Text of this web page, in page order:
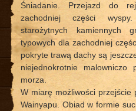
Śniadanie. Przejazd do
zachodniej części
starożytnych kamiennych
typowych dla zachodniej
pokryte trawą dachy są
niejednokrotnie malowniczo
morza.
W miarę możliwości
Wainyapu. Obiad w formie